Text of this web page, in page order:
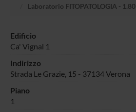
Laboratorio FITOPATOLOGIA - 1.80
Edificio
Ca' Vignal 1
Indirizzo
Strada Le Grazie, 15 - 37134 Verona
Piano
1